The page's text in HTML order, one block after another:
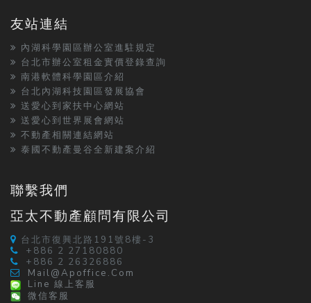
友站連結
內湖科學園區辦公室進駐規定
台北市辦公室租金實價登錄查詢
南港軟體科學園區介紹
台北內湖科技園區發展協會
送愛心到家扶中心網站
送愛心到世界展會網站
不動產相關連結網站
泰國不動產曼谷全新建案介紹
聯繫我們
亞太不動產顧問有限公司
台北市復興北路191號8樓-3
+886 2 27180880
+886 2 26326886
Mail@apoffice.com
Line 線上客服
微信客服